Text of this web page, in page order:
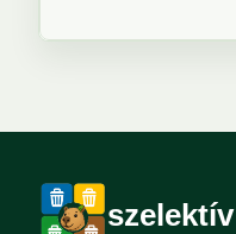
szelektív